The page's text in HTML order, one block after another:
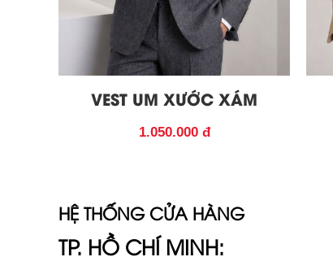
VEST UM XƯỚC XÁM
1.050.000 đ
HỆ THỐNG CỬA HÀNG
TP. HỒ CHÍ MINH: